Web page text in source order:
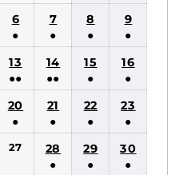
(1
件
の
イ
ベ
ン
ト)
(1
件
の
イ
ベ
ン
ト)
6
●
(1
件
の
イ
ベ
ン
7
●
(1
件
の
イ
ベ
ン
ト)
8
●
(1
件
の
イ
ベ
ン
ト)
9
●
(1
件
の
イ
ベ
ン
ト)
13
●●
(2
件
の
イ
14
●●
(2
件
の
イ
ベ
15
●
(1
件
の
イ
ベ
16
●
(1
件
の
イ
ベ
20
●
(1
21
●
(1
件
22
●
(1
件
23
●
(1
件
27
28
●
29
●
30
●